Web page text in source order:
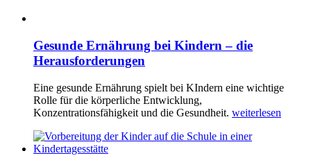
Gesunde Ernährung bei Kindern – die
Herausforderungen
Eine gesunde Ernährung spielt bei KIndern eine wichtige
Rolle für die körperliche Entwicklung,
Konzentrationsfähigkeit und die Gesundheit. weiterlesen